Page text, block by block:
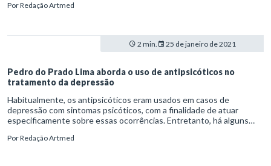
utilizados para outras doenças. O psiquiatra Luiz Dieckmann
apontam?”.
PorRedação Artmed
2 min. 25 de janeiro de 2021
Pedro do Prado Lima aborda o uso de antipsicóticos no
tratamento da depressão
Habitualmente, os antipsicóticos eram usados em casos de
depressão com sintomas psicóticos, com a finalidade de atuar
especificamente sobre essas ocorrências. Entretanto, há alguns
intensificam o efeito de antidepressivos por meio da associação. Na
PorRedação Artmed